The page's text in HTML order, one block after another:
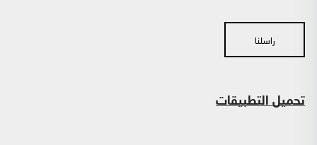
راسلنا
تحميل التطبيقات